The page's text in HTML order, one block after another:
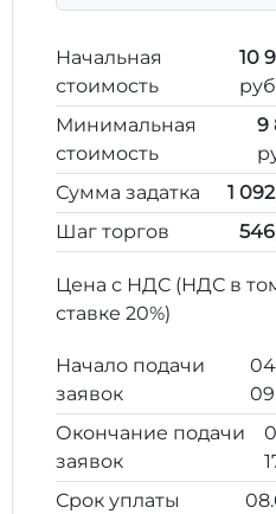
Начальная
стоимость
10
Минимальная
стоимость
9
Сумма задатка
1
Шаг торгов
Цена с НДС (НДС в
ставке 20%)
Начало подачи
заявок
Окончание подачи
заявок
Срок уплаты